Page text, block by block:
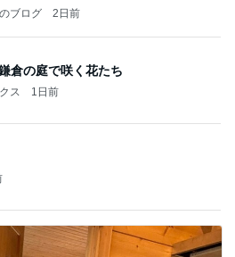
ブログ 2日前
倉の庭で咲く花たち
ス 1日前